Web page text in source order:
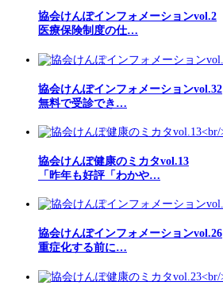
協会けんぽインフォメーションvol.2
医療保険制度の仕…
協会けんぽインフォメーションvol.32
無料で受診でき…
協会けんぽ健康のミカタvol.13
「昨年も好評「わかや…
協会けんぽインフォメーションvol.26
重症化する前に…